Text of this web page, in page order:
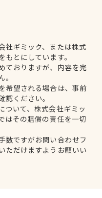
社ギミック、または株式
とにしています。
ておりますが、内容を完
希望される場合は、事前
ください。
ついて、株式会社ギミッ
はその賠償の責任を一切
数ですがお問い合わせフ
ただけますようお願いい